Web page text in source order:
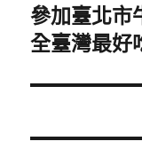
Next
post:
參加臺北市
全臺灣最好